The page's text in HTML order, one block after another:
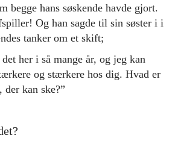
begge hans søskende havde gjort.
Og han sagde til sin søster i i
tanker om et skift;
her i så mange år, og jeg kan
og stærkere hos dig. Hvad er
kan ske?”